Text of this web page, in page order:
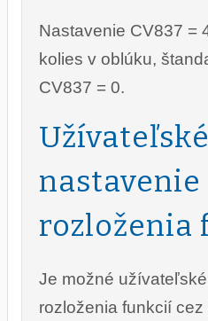
Nastavenie CV837 =
kolies v oblúku,
CV837 = 0.
Užívateľské
nastavenie
rozloženia
Je možné
rozloženia funkcií